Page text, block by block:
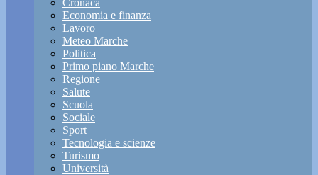
Cronaca
Economia e finanza
Lavoro
Meteo Marche
Politica
Primo piano Marche
Regione
Salute
Scuola
Sociale
Sport
Tecnologia e scienze
Turismo
Università